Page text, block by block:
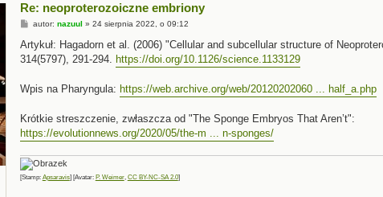
Re: neoproterozoiczne embriony
P
s
autor: nazuul » 24 sierpnia 2022, o 09:12
Artykuł: Hagadorn et al. (2006) "Cellular and subcellular structure of
314(5797), 291-294. https://doi.org/10.1126/science.1133129
Wpis na Pharyngula: https://web.archive.org/web/20120202060 ... half_a.php
Krótkie streszczenie, zwłaszcza od "The Sponge Embryos That Aren’t":
https://evolutionnews.org/2020/05/the-m ... n-sponges/
[Stamp: Apsaravis] [Avatar: P. Weimer, CC BY-NC-SA 2.0]